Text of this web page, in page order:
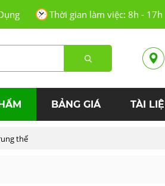
Thời gian làm việc: 8h - 17h
BẢNG GIÁ TÀI
thế